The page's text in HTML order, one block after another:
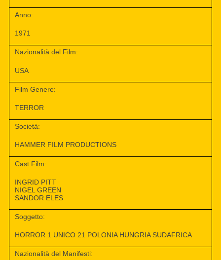
Anno:
1971
Nazionalità del Film:
USA
Film Genere:
TERROR
Società:
HAMMER FILM PRODUCTIONS
Cast Film:
INGRID PITT
NIGEL GREEN
SANDOR ELES
Soggetto:
HORROR 1 UNICO 21 POLONIA HUNGRIA SUDAFRICA
Nazionalità del Manifesti: